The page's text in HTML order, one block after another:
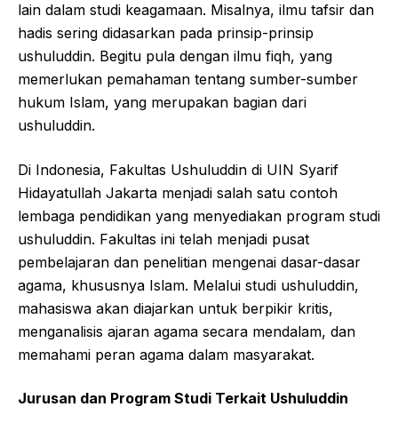
lain dalam studi keagamaan. Misalnya, ilmu tafsir dan
hadis sering didasarkan pada prinsip-prinsip
ushuluddin. Begitu pula dengan ilmu fiqh, yang
memerlukan pemahaman tentang sumber-sumber
hukum Islam, yang merupakan bagian dari
ushuluddin.
Di Indonesia, Fakultas Ushuluddin di UIN Syarif
Hidayatullah Jakarta menjadi salah satu contoh
lembaga pendidikan yang menyediakan program studi
ushuluddin. Fakultas ini telah menjadi pusat
pembelajaran dan penelitian mengenai dasar-dasar
agama, khususnya Islam. Melalui studi ushuluddin,
mahasiswa akan diajarkan untuk berpikir kritis,
menganalisis ajaran agama secara mendalam, dan
memahami peran agama dalam masyarakat.
Jurusan dan Program Studi Terkait Ushuluddin